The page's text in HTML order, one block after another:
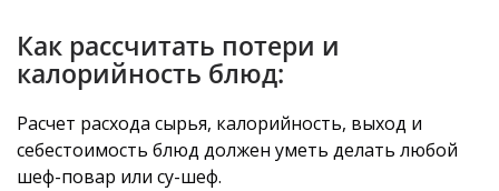
Как рассчитать потери и
калорийность блюд:
Расчет расхода сырья, калорийность, выход и
себестоимость блюд должен уметь делать любой
шеф-повар или су-шеф.